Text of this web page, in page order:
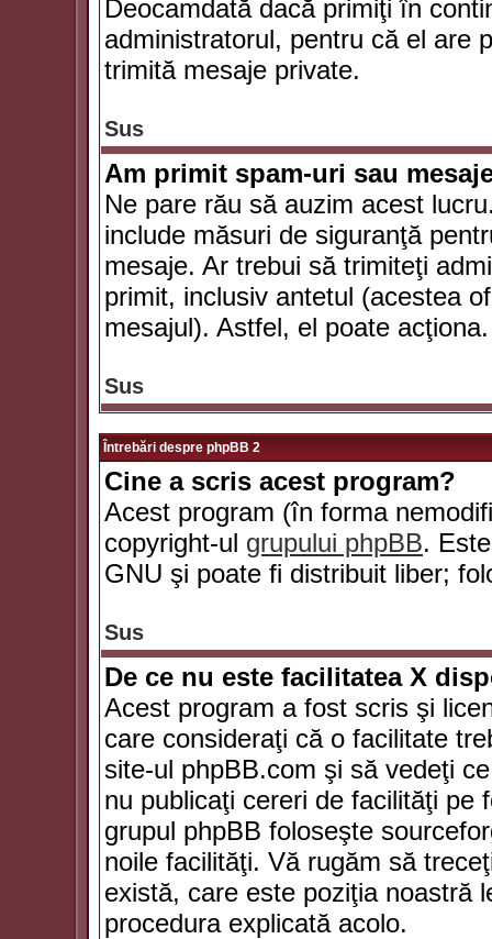
Deocamdată dacă primiţi în
administratorul, pentru că el are
trimită mesaje private.
Sus
Am primit spam-uri sau
Ne pare rău să auzim acest
include măsuri de siguranţă
mesaje. Ar trebui să trimiteţi
primit, inclusiv antetul (acestea
mesajul). Astfel, el poate acţiona.
Sus
Întrebări despre phpBB 2
Cine a scris acest program?
Acest program (în forma
copyright-ul grupului phpBB.
GNU şi poate fi distribuit liber;
Sus
De ce nu este facilitatea X
Acest program a fost scris şi
care consideraţi că o facilitate
site-ul phpBB.com şi să vedeţi
nu publicaţi cereri de facilităţi pe
grupul phpBB foloseşte
noile facilităţi. Vă rugăm să
există, care este poziţia noastră
procedura explicată acolo.